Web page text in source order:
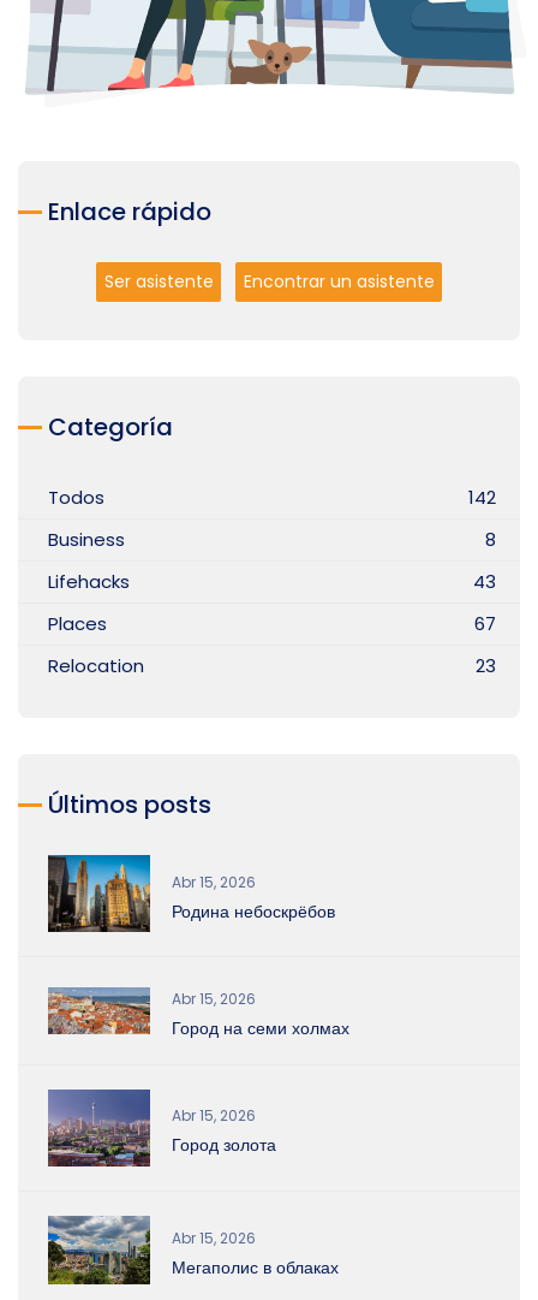
Enlace rápido
Ser asistente Encontrar un asistente
Categoría
Todos
142
Business
8
Lifehacks
43
Places
67
Relocation
23
Últimos posts
Abr 15, 2026
Родина небоскрёбов
Abr 15, 2026
Город на семи холмах
Abr 15, 2026
Город золота
Abr 15, 2026
Мегаполис в облаках